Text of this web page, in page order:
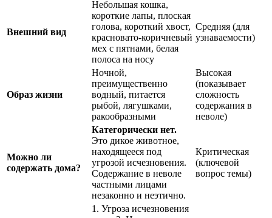
Внешний вид
Небольшая кошка,
короткие лапы, плоская
голова, короткий хвост,
красновато-коричневый
мех с пятнами, белая
полоса на носу
Средняя (для
узнаваемости)
Образ жизни
Ночной,
преимущественно
водный, питается
рыбой, лягушками,
ракообразными
Высокая
(показывает
сложность
содержания в
неволе)
Можно ли
содержать дома?
Категорически нет.
Это дикое животное,
находящееся под
угрозой исчезновения.
Содержание в неволе
частными лицами
незаконно и неэтично.
Критическая
(ключевой
вопрос темы)
1. Угроза исчезновения